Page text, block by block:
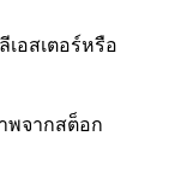
เอสเตอร์หรือ
พจากสต็อก